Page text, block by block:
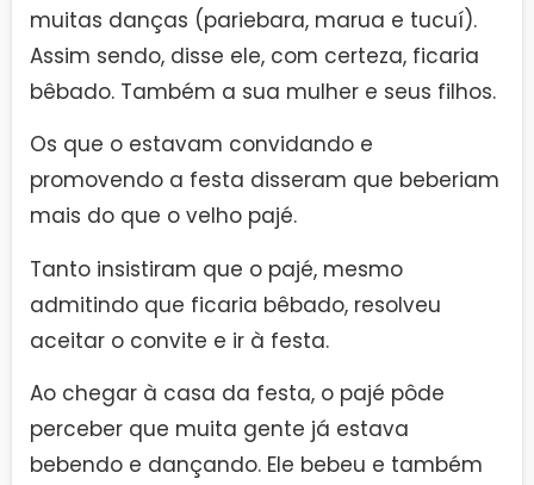
muitas danças (pariebara, marua e tucuí).
Assim sendo, disse ele, com certeza, ficaria
bêbado. Também a sua mulher e seus filhos.
Os que o estavam convidando e
promovendo a festa disseram que beberiam
mais do que o velho pajé.
Tanto insistiram que o pajé, mesmo
admitindo que ficaria bêbado, resolveu
aceitar o convite e ir à festa.
Ao chegar à casa da festa, o pajé pôde
perceber que muita gente já estava
bebendo e dançando. Ele bebeu e também